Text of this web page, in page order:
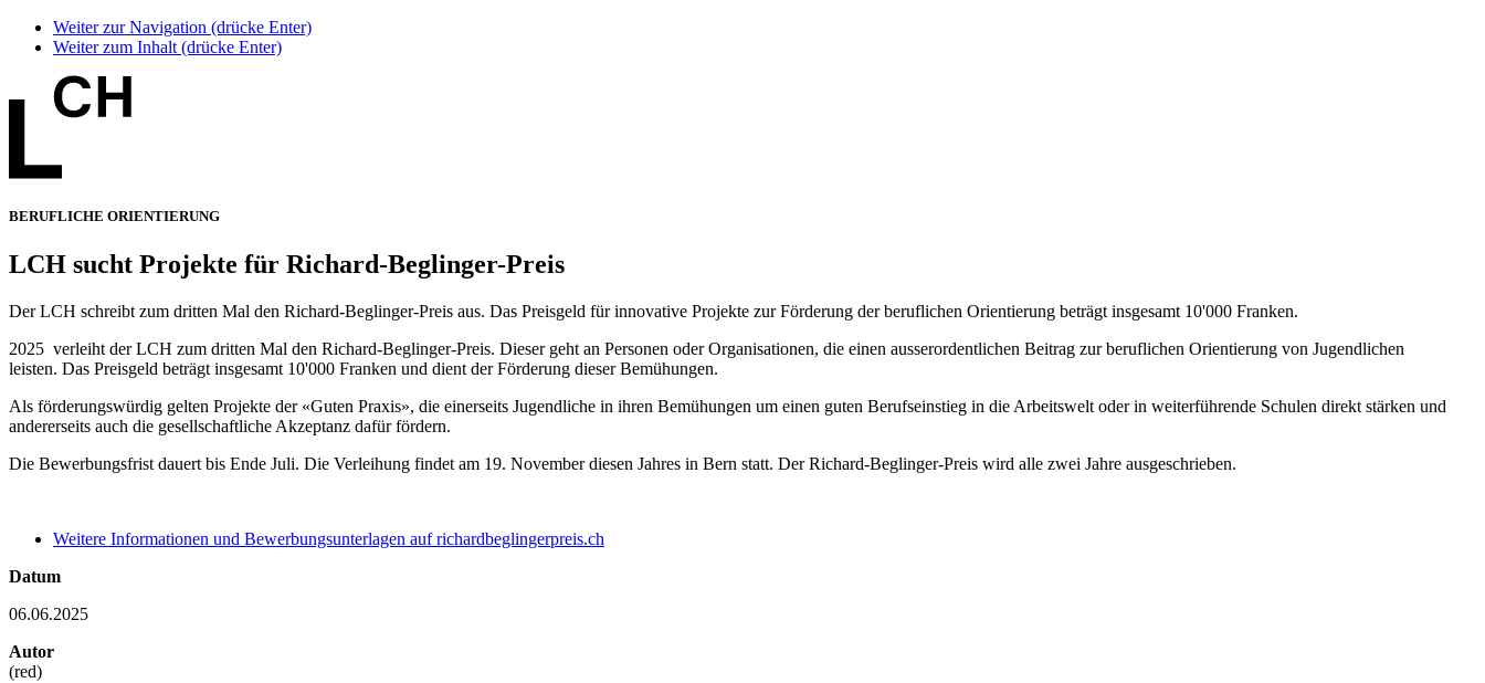
Weiter zur Navigation (drücke Enter)
Weiter zum Inhalt (drücke Enter)
BERUFLICHE ORIENTIERUNG
LCH sucht Projekte für Richard-Beglinger-Preis
Der LCH schreibt zum dritten Mal den Richard-Beglinger-Preis aus. Das Preisgeld für innovative Projekte zur Förderung der beruflichen Orientierung beträgt insgesamt 10'000 Franken.
2025 verleiht der LCH zum dritten Mal den Richard-Beglinger-Preis. Dieser geht an Personen oder Organisationen, die einen ausserordentlichen Beitrag zur beruflichen Orientierung von Jugendlichen
leisten. Das Preisgeld beträgt insgesamt 10'000 Franken und dient der Förderung dieser Bemühungen.
Als förderungswürdig gelten Projekte der «Guten Praxis», die einerseits Jugendliche in ihren Bemühungen um einen guten Berufseinstieg in die Arbeitswelt oder in weiterführende Schulen direkt stärken und
andererseits auch die gesellschaftliche Akzeptanz dafür fördern.
Die Bewerbungsfrist dauert bis Ende Juli. Die Verleihung findet am 19. November diesen Jahres in Bern statt. Der Richard-Beglinger-Preis wird alle zwei Jahre ausgeschrieben.
Weitere Informationen und Bewerbungsunterlagen auf richardbeglingerpreis.ch
Datum
06.06.2025
Autor
(red)